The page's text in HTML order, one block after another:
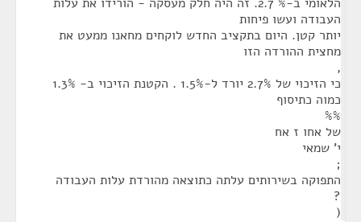
העבודה ועשו פיחות
יותר קטן. היום בתקציב החדש לוקחים מחאנו ממעט את
מחצית ההורדה הזו
,
כי הזיכוי של 2.7% יורד ל-1.5% . הקטנת הזיכוי ב- 1.3%
כמוה כתיסוף
%%
של אחו ז אח
י' שמאי
;
התפוקה בשירותים עלתה כתוצאה מהורדת עלות העבודה
?
(